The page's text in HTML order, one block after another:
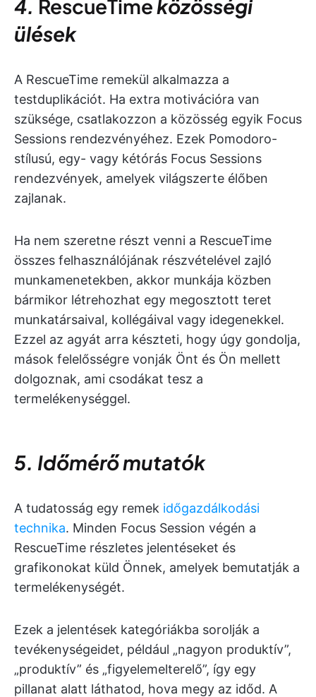
4. RescueTime közösségi
ülések
A RescueTime remekül alkalmazza a
testduplikációt. Ha extra motivációra van
szüksége, csatlakozzon a közösség egyik Focus
Sessions rendezvényéhez. Ezek Pomodoro-
stílusú, egy- vagy kétórás Focus Sessions
rendezvények, amelyek világszerte élőben
zajlanak.
Ha nem szeretne részt venni a RescueTime
összes felhasználójának részvételével zajló
munkamenetekben, akkor munkája közben
bármikor létrehozhat egy megosztott teret
munkatársaival, kollégáival vagy idegenekkel.
Ezzel az agyát arra készteti, hogy úgy gondolja,
mások felelősségre vonják Önt és Ön mellett
dolgoznak, ami csodákat tesz a
termelékenységgel.
5. Időmérő mutatók
A tudatosság egy remek időgazdálkodási
technika. Minden Focus Session végén a
RescueTime részletes jelentéseket és
grafikonokat küld Önnek, amelyek bemutatják a
termelékenységét.
Ezek a jelentések kategóriákba sorolják a
tevékenységeidet, például „nagyon produktív”,
„produktív” és „figyelemelterelő”, így egy
pillanat alatt láthatod, hova megy az időd. A